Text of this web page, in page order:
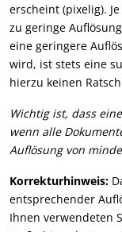
erscheint (pixelig).
zu geringe
eine geringere
wird, ist stets eine
hierzu keinen
Wichtig ist, dass
wenn alle
Auflösung von
Korrekturhinweis:
entsprechender
Ihnen verwendeten